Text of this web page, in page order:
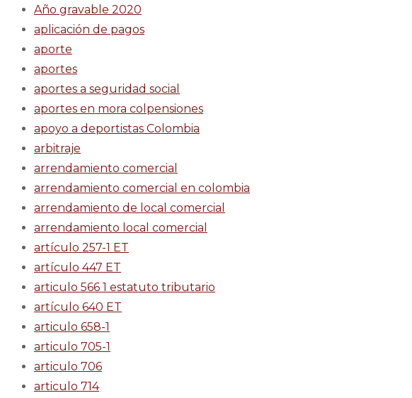
Año gravable 2020
aplicación de pagos
aporte
aportes
aportes a seguridad social
aportes en mora colpensiones
apoyo a deportistas Colombia
arbitraje
arrendamiento comercial
arrendamiento comercial en colombia
arrendamiento de local comercial
arrendamiento local comercial
artículo 257-1 ET
artículo 447 ET
articulo 566 1 estatuto tributario
artículo 640 ET
articulo 658-1
articulo 705-1
articulo 706
articulo 714